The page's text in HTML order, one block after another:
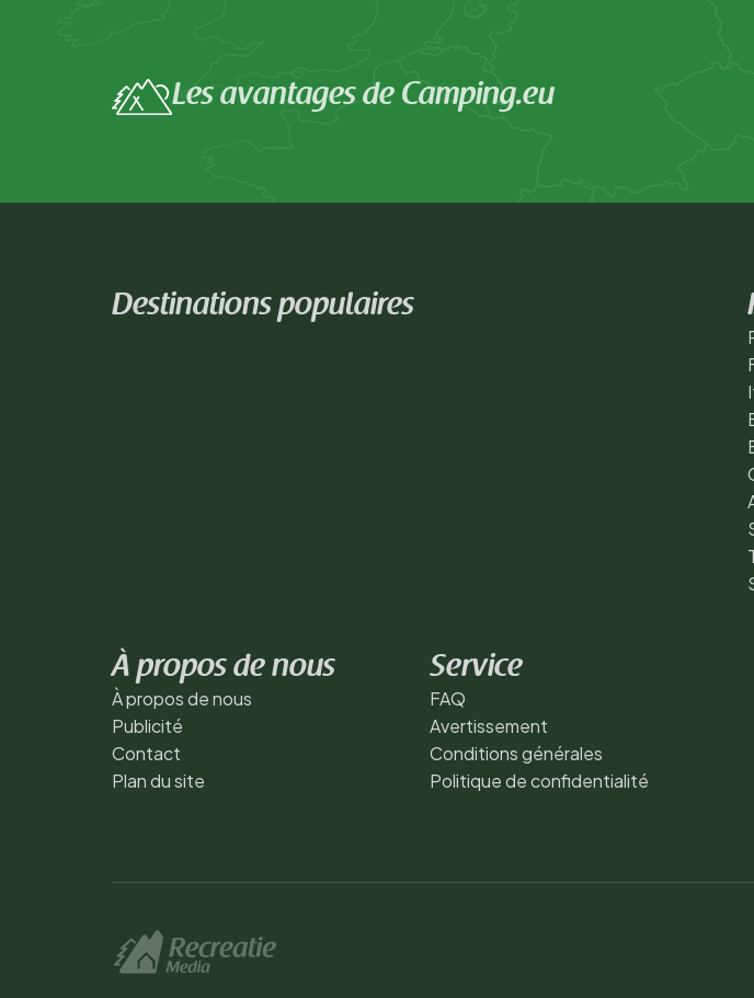
Les avantages de Camping.eu
Destinations populaires
À propos de nous
À propos de nous
Publicité
Contact
Plan du site
Service
FAQ
Avertissement
Conditions générales
Politique de confidentialité